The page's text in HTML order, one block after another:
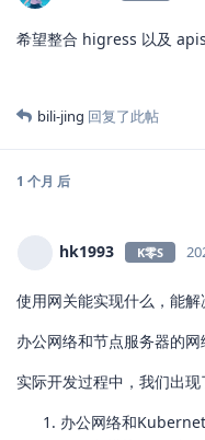
希望整合 higress 以及
bili-jing 回复了此帖
1 个月 后
hk1993 K零S
使用网关能实现什么，能
办公网络和节点服务器的
实际开发过程中，我们出现
办公网络和